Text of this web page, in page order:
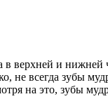
в верхней и нижней
не всегда зубы
на это, зубы